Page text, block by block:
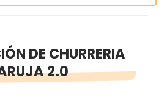
DE CHURRERIA
2.0